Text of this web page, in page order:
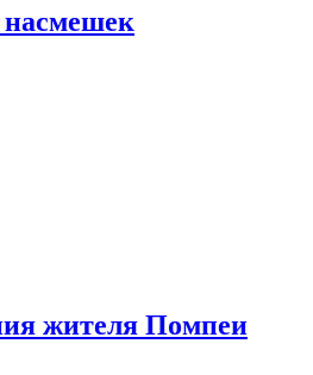
жителя Помпеи